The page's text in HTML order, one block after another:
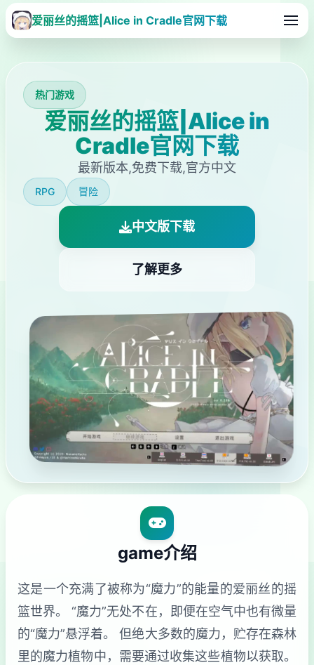
爱丽丝的摇篮|Alice in Cradle官网下载
热门游戏
爱丽丝的摇篮|Alice in
Cradle官网下载
最新版本,免费下载,官方中文
RPG 冒险
中文版下载
了解更多
game介绍
这是一个充满了被称为“魔力”的能量的爱丽丝的摇
篮世界。 “魔力”无处不在，即便在空气中也有微量
的“魔力”悬浮着。 但绝大多数的魔力，贮存在森林
里的魔力植物中，需要通过收集这些植物以获取。